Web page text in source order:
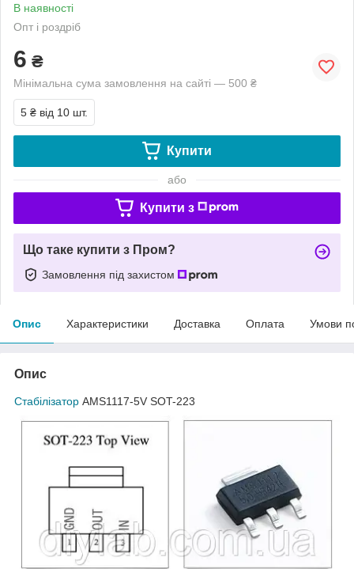
В наявності
Опт і роздріб
6 ₴
Мінімальна сума замовлення на сайті — 500 ₴
5 ₴ від 10 шт.
Купити
або
Купити з
Що таке купити з Пром?
Замовлення під захистом
Опис Характеристики Доставка Оплата Умови
Опис
Стабілізатор AMS1117-5V SOT-223